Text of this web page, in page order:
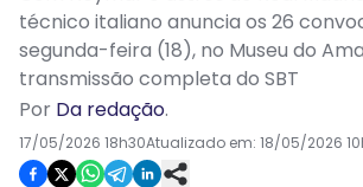
técnico italiano anuncia os 26
segunda-feira (18), no Museu do
transmissão completa do SBT
Por Da redação.
17/05/2026 18h30Atualizado em: 18/05/2026